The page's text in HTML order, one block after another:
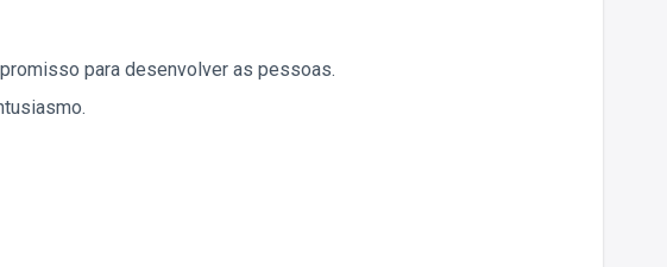
para desenvolver as pessoas.